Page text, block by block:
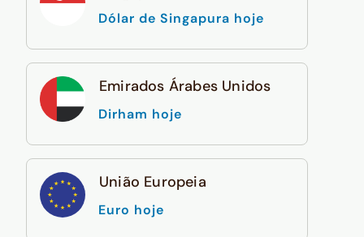
Dólar de Singapura hoje
Emirados Árabes Unidos
Dirham hoje
União Europeia
Euro hoje